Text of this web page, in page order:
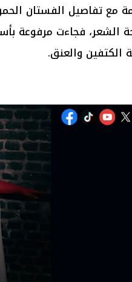
مع تفاصيل الفستان
الشعر، فجاءت مرفوعة
الكتفين والعنق.